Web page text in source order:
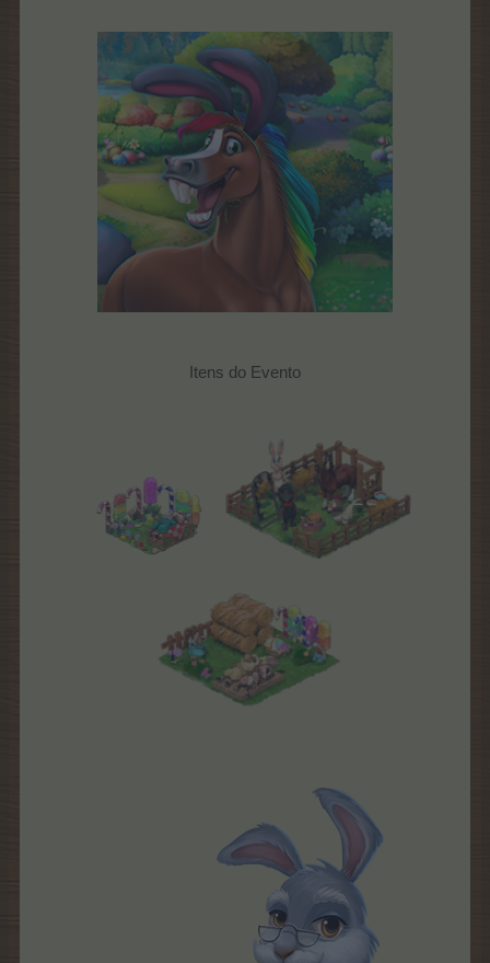
Itens do Evento